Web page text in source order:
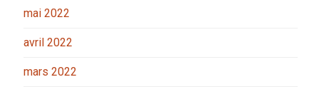
mai 2022
avril 2022
mars 2022